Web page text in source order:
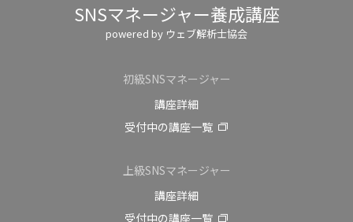
SNSマネージャー養成講座
powered by ウェブ解析士協会
初級SNSマネージャー
講座詳細
受付中の講座一覧
上級SNSマネージャー
講座詳細
受付中の講座一覧